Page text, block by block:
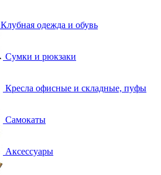
Клубная одежда и обувь
Сумки и рюкзаки
Кресла офисные и складные, пуфы
Самокаты
Аксессуары